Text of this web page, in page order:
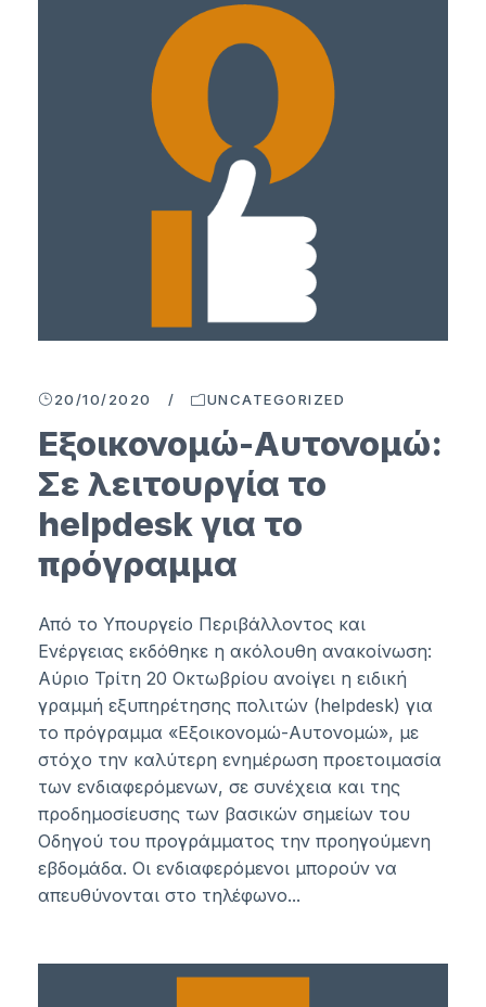
20/10/2020 / UNCATEGORIZED
Εξοικονομώ-Αυτονομώ:
Σε λειτουργία το
helpdesk για το
πρόγραμμα
Από το Υπουργείο Περιβάλλοντος και
Ενέργειας εκδόθηκε η ακόλουθη ανακοίνωση:
Αύριο Τρίτη 20 Οκτωβρίου ανοίγει η ειδική
γραμμή εξυπηρέτησης πολιτών (helpdesk) για
το πρόγραμμα «Εξοικονομώ-Αυτονομώ», με
στόχο την καλύτερη ενημέρωση προετοιμασία
των ενδιαφερόμενων, σε συνέχεια και της
προδημοσίευσης των βασικών σημείων του
Οδηγού του προγράμματος την προηγούμενη
εβδομάδα. Οι ενδιαφερόμενοι μπορούν να
απευθύνονται στο τηλέφωνο...